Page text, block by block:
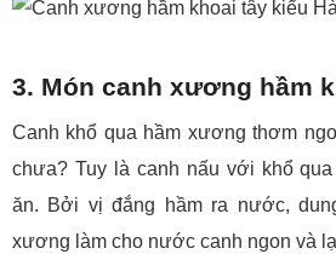
3. Món canh xương hầm
Canh khổ qua hầm xương thơm
chưa? Tuy là canh nấu với khổ
ăn. Bởi vị đắng hầm ra nước,
xương làm cho nước canh ngon và